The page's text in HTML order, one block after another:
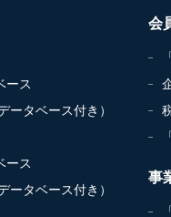
ース
ータベース付き）
ース
ータベース付き）
会
事